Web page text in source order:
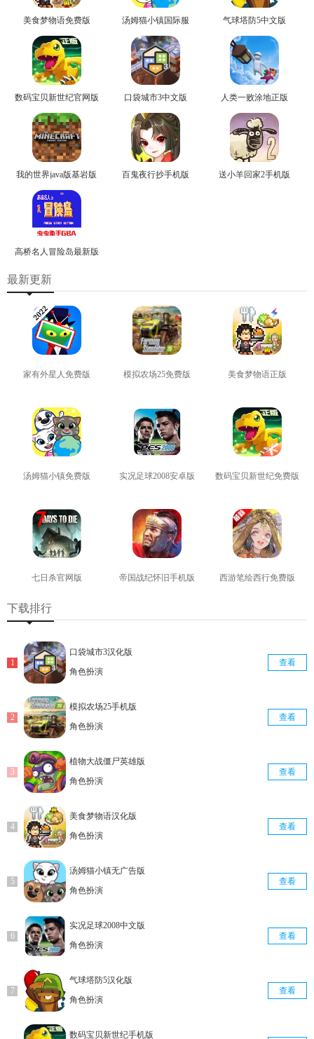
美食梦物语免费版 汤姆猫小镇国际服 气球塔防5中文版
数码宝贝新世纪官网版 口袋城市3中文版 人类一败涂地正版
我的世界java版基岩版 百鬼夜行抄手机版 送小羊回家2手机版
高桥名人冒险岛最新版
最新更新
家有外星人免费版 模拟农场25免费版 美食梦物语正版
汤姆猫小镇免费版 实况足球2008安卓版 数码宝贝新世纪免费版
七日杀官网版 帝国战纪怀旧手机版 西游笔绘西行免费版
下载排行
口袋城市3汉化版
角色扮演
查看
模拟农场25手机版
角色扮演
查看
植物大战僵尸英雄版
角色扮演
查看
美食梦物语汉化版
角色扮演
查看
汤姆猫小镇无广告版
角色扮演
查看
实况足球2008中文版
角色扮演
查看
气球塔防5汉化版
角色扮演
查看
数码宝贝新世纪手机版